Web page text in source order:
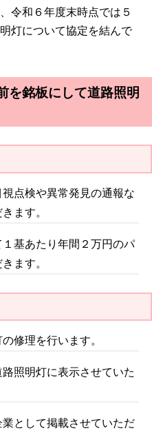
令和６年度末時点では５
灯について協定を結んで
を銘板にして道路照明
点検や異常発見の通報な
ます。
基あたり年間２万円のパ
ます。
修理を行います。
照明灯に表示させていた
として掲載させていただ